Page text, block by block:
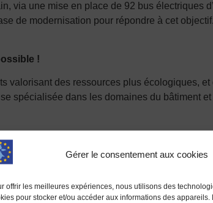
Gérer le consentement aux cookies
offrir les meilleures expériences, nous utilisons des
pour stocker et/ou accéder aux informations des appareils.
via une mise en place de 92 bus électriques
de modernisation pour répondre à cet
!
valorisant des ressources plus écologiques,
spécialisée dans les domaines du bâtiment
M €uro a été un élément majeur et
blocs de construction en terre crue,
une logique d’économie circulaire,